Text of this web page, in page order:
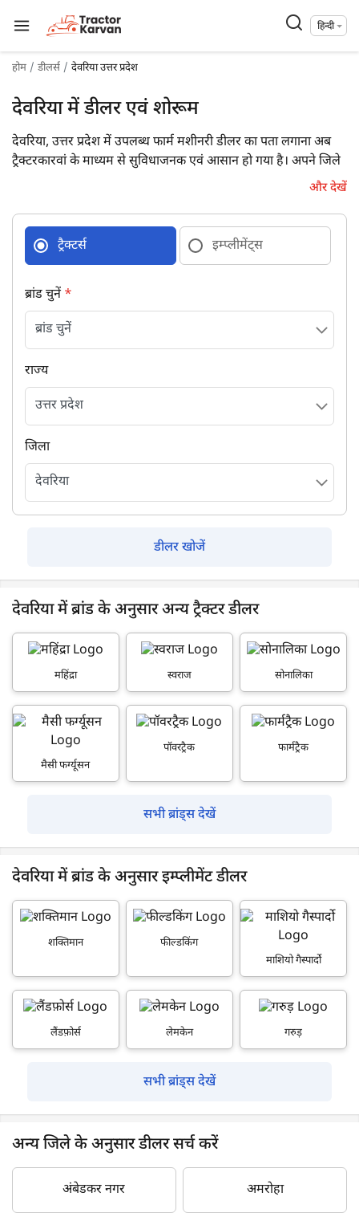
हिन्दी
होम डीलर्स देवरिया उत्तर प्रदेश
देवरिया में डीलर एवं शोरूम
देवरिया, उत्तर प्रदेश में उपलब्ध फार्म मशीनरी डीलर का पता लगाना अब
ट्रैक्टरकारवां के माध्यम से सुविधाजनक एवं आसान हो गया है। अपने जिले
में उपलब्ध 17 फार्म मशीनरी डीलरों की डिटेल्स पूरे पते एवं संपर्क विवरण
और देखें
ट्रैक्टर्स इम्प्लीमेंट्स
ब्रांड चुनें*
राज्य
जिला
डीलर खोजें
देवरिया में ब्रांड के अनुसार अन्य ट्रैक्टर डीलर
महिंद्रा स्वराज सोनालिका
मैसी फर्ग्यूसन
पॉवरट्रैक फार्मट्रैक
सभी ब्रांड्स देखें
देवरिया में ब्रांड के अनुसार इम्प्लीमेंट डीलर
शक्तिमान
फील्डकिंग
माशियो गैस्पार्दो
लैंडफ़ोर्स लेमकेन गरुड़
सभी ब्रांड्स देखें
अन्य जिले के अनुसार डीलर सर्च करें
अंबेडकर नगर अमरोहा